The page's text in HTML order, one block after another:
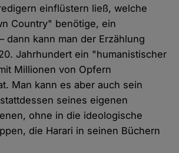
einflüstern ließ, welche
Country" benötige, ein
dann kann man der Erzählung
Jahrhundert ein "humanistischer
Millionen von Opfern
Man kann es aber auch sein
seines eigenen
ohne in die ideologische
die Harari in seinen Büchern